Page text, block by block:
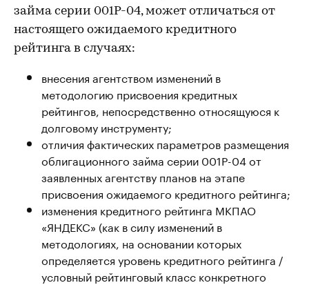
займа серии 001Р-04, может отличаться от
настоящего ожидаемого кредитного
рейтинга в случаях:
внесения агентством изменений в
методологию присвоения кредитных
рейтингов, непосредственно относящуюся к
долговому инструменту;
отличия фактических параметров размещения
облигационного займа серии 001Р-04 от
заявленных агентству планов на этапе
присвоения ожидаемого кредитного рейтинга;
изменения кредитного рейтинга МКПАО
«ЯНДЕКС» (как в силу изменений в
методологиях, на основании которых
определяется уровень кредитного рейтинга /
условный рейтинговый класс конкретного